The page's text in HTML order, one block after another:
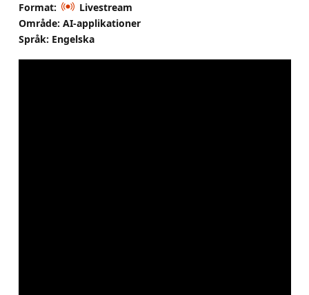
Format:
Livestream
Område: AI-applikationer
Språk: Engelska